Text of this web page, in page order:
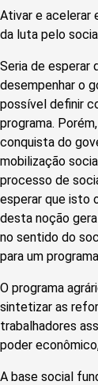
Ativar e acelerar
da luta pelo
Seria de esperar
desempenhar o
possível definir
programa.
conquista do
mobilização
processo de
esperar que isto
desta noção
no sentido do
para um
O programa
sintetizar as
trabalhadores
poder
A base social